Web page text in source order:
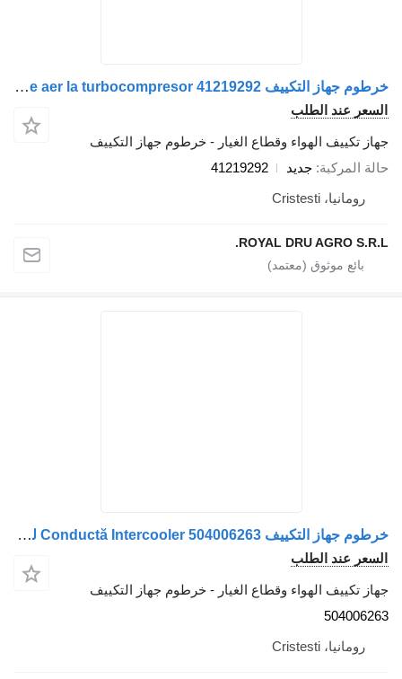
خرطوم جهاز التكييف Conductă de admisie aer de la filtrul de aer la turbocompresor 41219292 لـ الشاحنات IVECO
السعر عند الطلب
جهاز تكييف الهواء وقطاع الغيار - خرطوم جهاز التكييف
حالة المركبة جديد
41219292
رومانيا، Cristesti
ROYAL DRU AGRO S.R.L.
خرطوم جهاز التكييف Conductă Intercooler 504006263 لـ الشاحنات IVECO – 60 cm
السعر عند الطلب
جهاز تكييف الهواء وقطاع الغيار - خرطوم جهاز التكييف
504006263
رومانيا، Cristesti